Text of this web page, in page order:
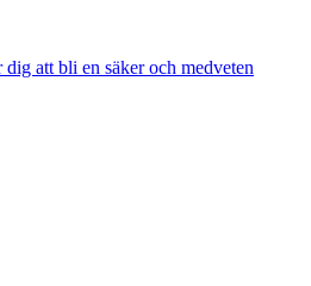
att bli en säker och medveten